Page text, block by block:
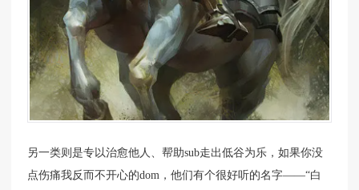
另一类则是专以治愈他人、帮助sub走出低谷为乐，如果你没
点伤痛我反而不开心的dom，他们有个很好听的名字——“白